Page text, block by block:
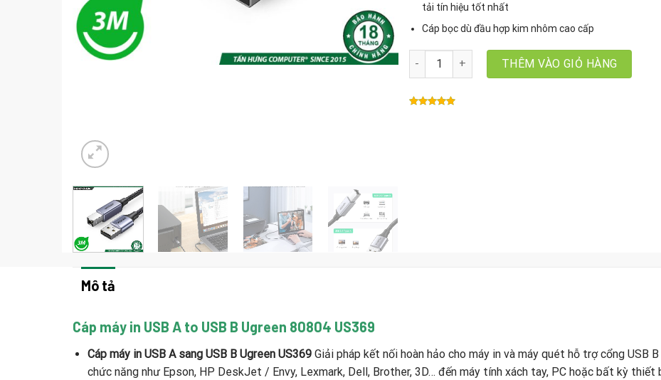
tải tín hiệu tốt nhất
Cáp bọc dù đầu hợp kim nhôm cao cấp
Cáp máy in USB A to USB B Ugreen 80804 US369,
THÊM VÀO GIỎ HÀNG
Mô tả
Cáp máy in USB A to USB B Ugreen 80804 US369
Cáp máy in USB A sang USB B Ugreen US369Giải pháp kết nối hoàn hảo cho máy in và máy quét hỗ trợ cổng USB
chức năng như Epson, HP DeskJet / Envy, Lexmark, Dell, Brother, 3D… đến máy tính xách tay, PC hoặc bất kỳ thiết